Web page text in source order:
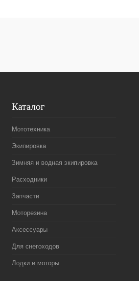
Купить в 1 клик К сравнению
Каталог
Мототехника
Экипировка
Зимняя и водная экипировка
Расходники
Запчасти
Моторезина
Аксессуары
Для снегоходов
Лодки и моторы